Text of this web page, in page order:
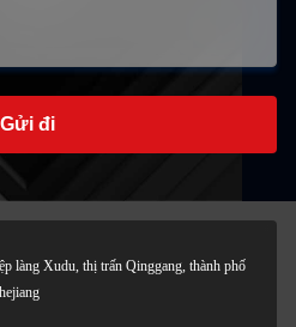
Gửi đi
làng Xudu, thị trấn Qinggang, thành phố